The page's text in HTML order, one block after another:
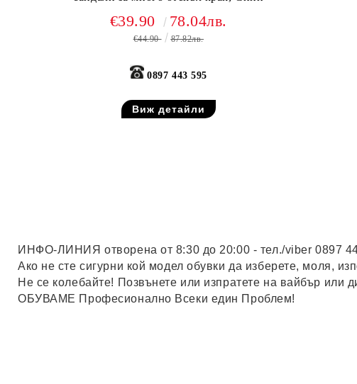
€39.90 78.04лв.
€44.90 87.82лв.
0897 443 595
Виж детайли
ИНФО-ЛИНИЯ отворена от 8:30 до 20:00 - тел./viber 0897
Ако не сте сигурни кой модел обувки да изберете, моля,
Не се колебайте! Позвънете или изпратете на вайбър или
ОБУВАМЕ Професионално Всеки един Проблем!